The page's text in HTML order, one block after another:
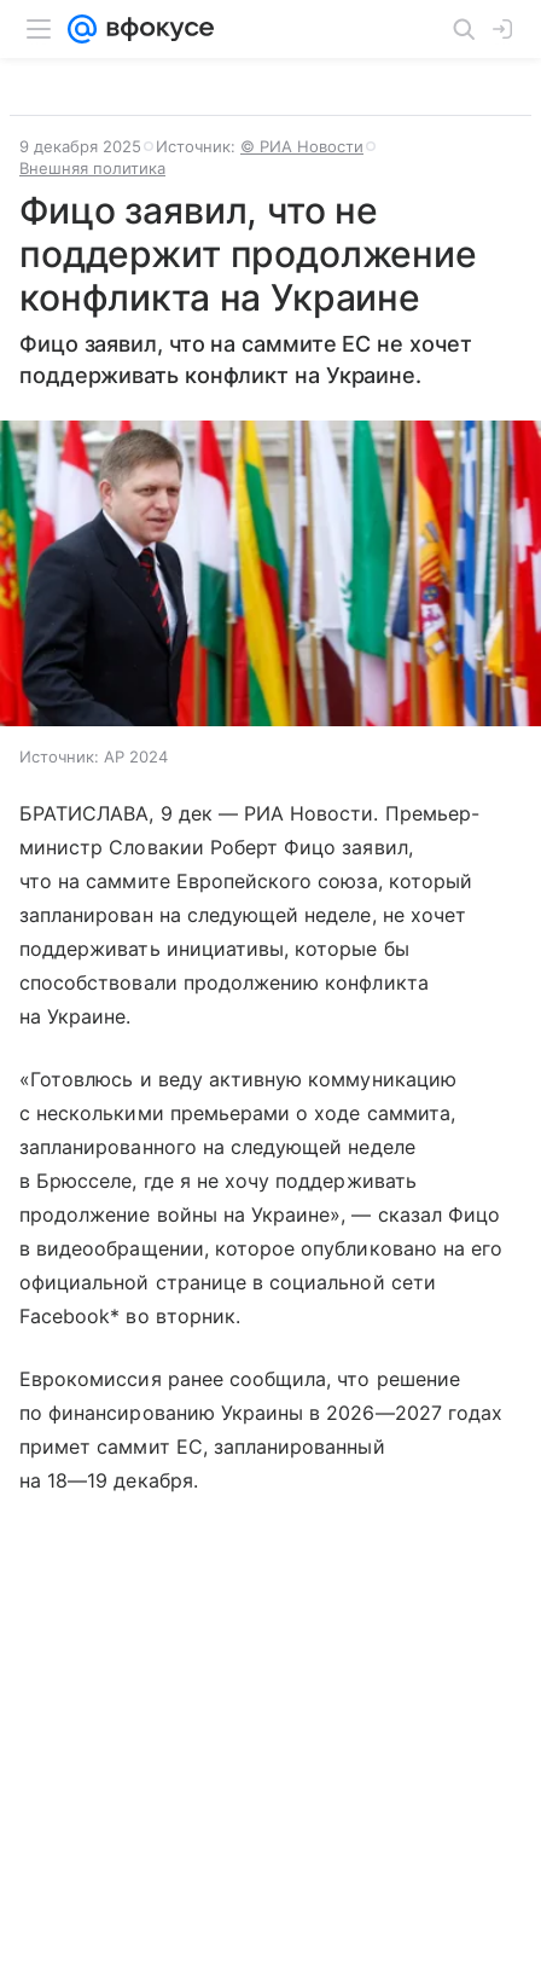
9 декабря 2025 Источник: © РИА Новости
Внешняя политика
Фицо заявил, что не
поддержит продолжение
конфликта на Украине
Фицо заявил, что на саммите ЕС не хочет
поддерживать конфликт на Украине.
Источник: AP 2024
БРАТИСЛАВА, 9 дек — РИА Новости. Премьер-
министр Словакии Роберт Фицо заявил,
что на саммите Европейского союза, который
запланирован на следующей неделе, не хочет
поддерживать инициативы, которые бы
способствовали продолжению конфликта
на Украине.
«Готовлюсь и веду активную коммуникацию
с несколькими премьерами о ходе саммита,
запланированного на следующей неделе
в Брюсселе, где я не хочу поддерживать
продолжение войны на Украине», — сказал Фицо
в видеообращении, которое опубликовано на его
официальной странице в социальной сети
Facebook* во вторник.
Еврокомиссия ранее сообщила, что решение
по финансированию Украины в 2026—2027 годах
примет саммит ЕС, запланированный
на 18—19 декабря.